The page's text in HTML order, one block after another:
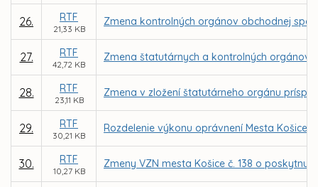
26. RTF
21,33 KB
Zmena kontrolných orgánov obchodnej
27. RTF
42,72 KB
Zmena štatutárnych a kontrolných orgánov
28. RTF
23,11 KB
Zmena v zložení štatutárneho orgánu
29. RTF
30,21 KB
Rozdelenie výkonu oprávnení Mesta
30. RTF
10,27 KB
Zmeny VZN mesta Košice č. 138 o